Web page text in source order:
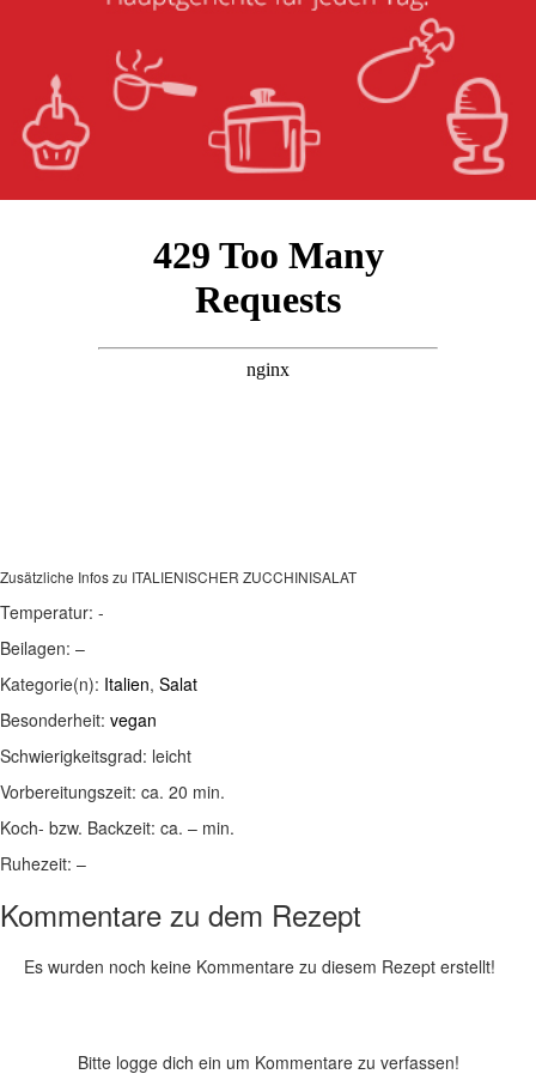
Zusätzliche Infos zu ITALIENISCHER ZUCCHINISALAT
Temperatur: -
Beilagen: –
Kategorie(n): Italien, Salat
Besonderheit: vegan
Schwierigkeitsgrad: leicht
Vorbereitungszeit: ca. 20 min.
Koch- bzw. Backzeit: ca. – min.
Ruhezeit: –
Kommentare zu dem Rezept
Es wurden noch keine Kommentare zu diesem Rezept erstellt!
Bitte logge dich ein um Kommentare zu verfassen!